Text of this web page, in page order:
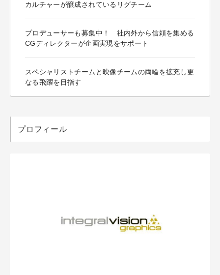
カルチャーが醸成されているリグチーム
プロデューサーも募集中！ 社内外から信頼を集める
CGディレクターが企画実現をサポート
スペシャリストチームと映像チームの両輪を拡充し更
なる飛躍を目指す
プロフィール